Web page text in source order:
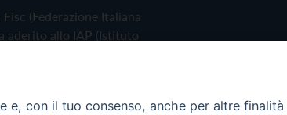
(Federazione Italiana
aderito allo IAP (Istituto
Policycon il tuo consenso, anche per altre